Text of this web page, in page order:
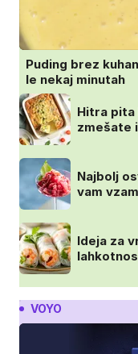
Puding brez
le nekaj minutah
Hitra
zmešate
Najbolj
vam
Ideja za
VOYO